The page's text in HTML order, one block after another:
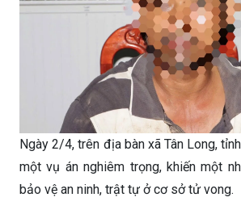
Ngày 2/4, trên địa bàn xã Tân Long,